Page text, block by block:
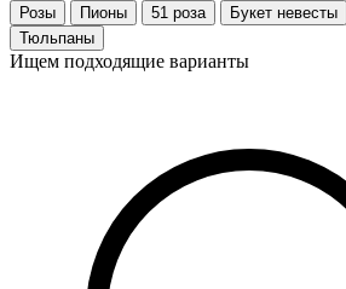
Розы Пионы 51 роза Букет невесты
Тюльпаны
Ищем подходящие варианты